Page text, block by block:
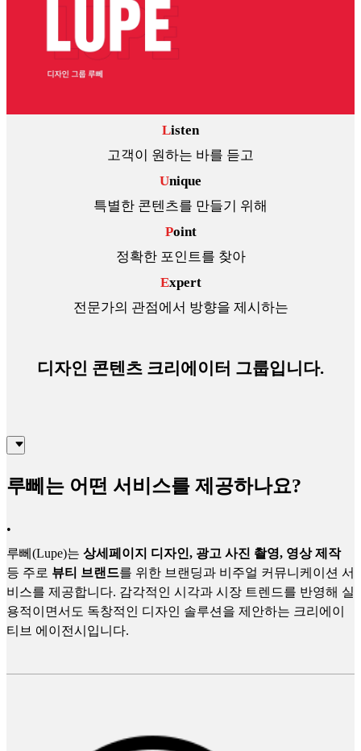
Listen
고객이 원하는 바를 듣고
Unique
특별한 콘텐츠를 만들기 위해
Point
정확한 포인트를 찾아
Expert
전문가의 관점에서 방향을 제시하는
디자인 콘텐츠 크리에이터 그룹입니다.
루뻬는 어떤 서비스를 제공하나요?
•
루뻬(Lupe)는 상세페이지 디자인, 광고 사진 촬영, 영상 제작
등 주로 뷰티 브랜드를 위한 브랜딩과 비주얼 커뮤니케이션 서
비스를 제공합니다. 감각적인 시각과 시장 트렌드를 반영해 실
용적이면서도 독창적인 디자인 솔루션을 제안하는 크리에이
티브 에이전시입니다.